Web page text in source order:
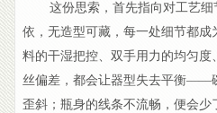
这份思索，首先指向对工艺
依，无造型可藏，每一处细节都
料的干湿把控、双手用力的均匀
丝偏差，都会让器型失去平衡——
歪斜；瓶身的线条不流畅，便会少